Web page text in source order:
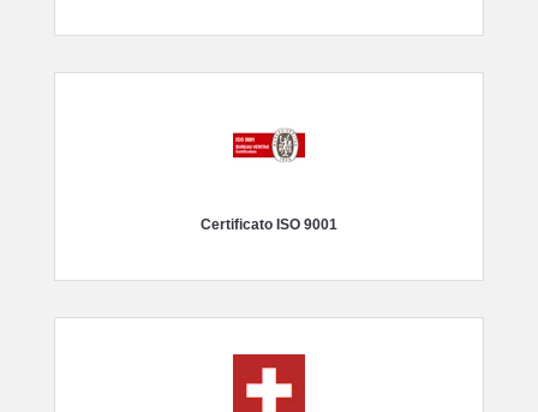
Certificato ISO 9001